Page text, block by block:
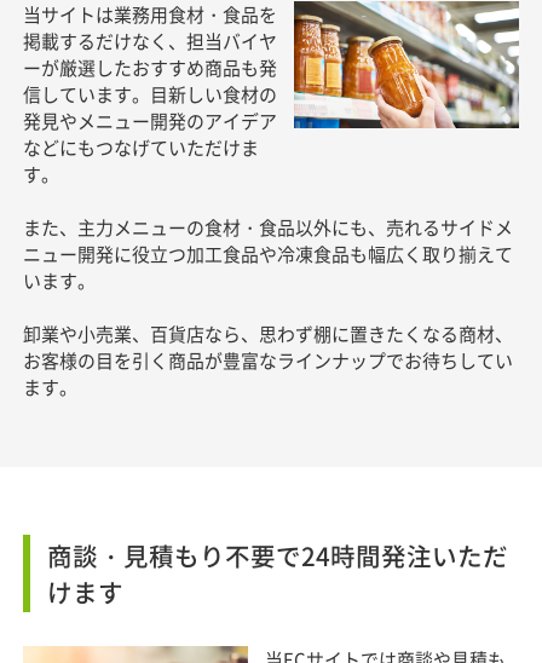
当サイトは業務用食材・食品を
掲載するだけなく、担当バイヤ
ーが厳選したおすすめ商品も発
信しています。目新しい食材の
発見やメニュー開発のアイデア
などにもつなげていただけま
す。
また、主力メニューの食材・食品以外にも、売れるサイドメ
ニュー開発に役立つ加工食品や冷凍食品も幅広く取り揃えて
います。
卸業や小売業、百貨店なら、思わず棚に置きたくなる商材、
お客様の目を引く商品が豊富なラインナップでお待ちしてい
ます。
商談・見積もり不要で24時間発注いただ
けます